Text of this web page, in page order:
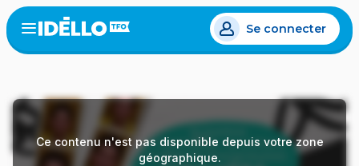
Aller
au
contenu
Open
menu
Se connecter
Ce contenu n'est pas disponible depuis votre zone
géographique.